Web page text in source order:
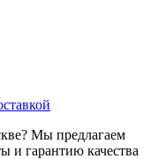
Мы предлагаем
и гарантию качества